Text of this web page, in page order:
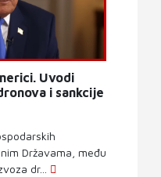
Uvodi
i sankcije
Državama, među
dr...